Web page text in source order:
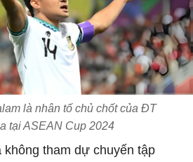
là nhân tố chủ chốt của ĐT
tại ASEAN Cup 2024
không tham dự chuyến tập